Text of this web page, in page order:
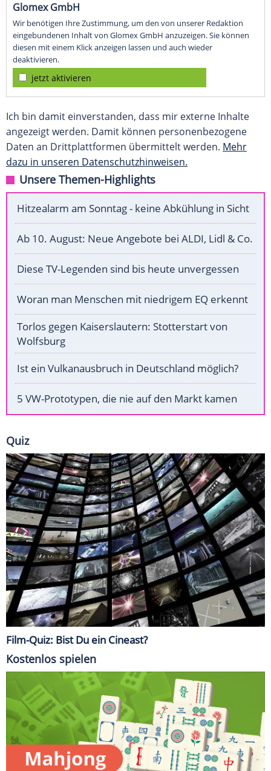
Glomex GmbH
Wir benötigen Ihre Zustimmung, um den von unserer Redaktion
eingebundenen Inhalt von Glomex GmbH anzuzeigen. Sie können
diesen mit einem Klick anzeigen lassen und auch wieder
deaktivieren.
jetzt aktivieren
Ich bin damit einverstanden, dass mir externe Inhalte
angezeigt werden. Damit können personenbezogene
Daten an Drittplattformen übermittelt werden. Mehr
dazu in unseren Datenschutzhinweisen.
Unsere Themen-Highlights
Hitzealarm am Sonntag - keine Abkühlung in Sicht
Ab 10. August: Neue Angebote bei ALDI, Lidl & Co.
Diese TV-Legenden sind bis heute unvergessen
Woran man Menschen mit niedrigem EQ erkennt
Torlos gegen Kaiserslautern: Stotterstart von
Wolfsburg
Ist ein Vulkanausbruch in Deutschland möglich?
5 VW-Prototypen, die nie auf den Markt kamen
Quiz
Film-Quiz: Bist Du ein Cineast?
Kostenlos spielen